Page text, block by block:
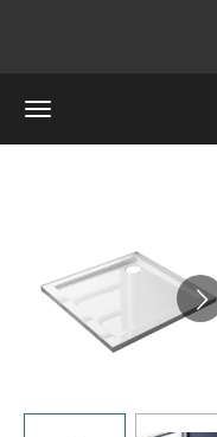
de